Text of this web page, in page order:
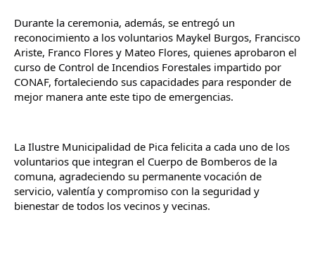
Durante la ceremonia, además, se entregó un
reconocimiento a los voluntarios Maykel Burgos, Francisco
Ariste, Franco Flores y Mateo Flores, quienes aprobaron el
curso de Control de Incendios Forestales impartido por
CONAF, fortaleciendo sus capacidades para responder de
mejor manera ante este tipo de emergencias.
La Ilustre Municipalidad de Pica felicita a cada uno de los
voluntarios que integran el Cuerpo de Bomberos de la
comuna, agradeciendo su permanente vocación de
servicio, valentía y compromiso con la seguridad y
bienestar de todos los vecinos y vecinas.